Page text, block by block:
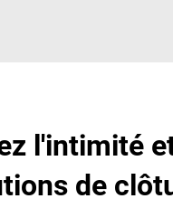
l'intimité
de